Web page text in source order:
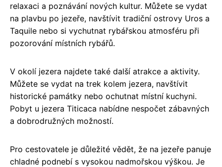
relaxaci a poznávání nových kultur. Můžete se vydat
na plavbu po jezeře, navštívit tradiční ostrovy Uros a
Taquile nebo si vychutnat rybářskou atmosféru při
pozorování místních rybářů.
V okolí jezera najdete také další atrakce a aktivity.
Můžete se vydat na trek kolem jezera, navštívit
historické památky nebo ochutnat místní kuchyni.
Pobyt u jezera Titicaca nabídne nespočet zábavných
a dobrodružných možností.
Pro cestovatele je důležité vědět, že na jezeře panuje
chladné podnebí s vysokou nadmořskou výškou. Je